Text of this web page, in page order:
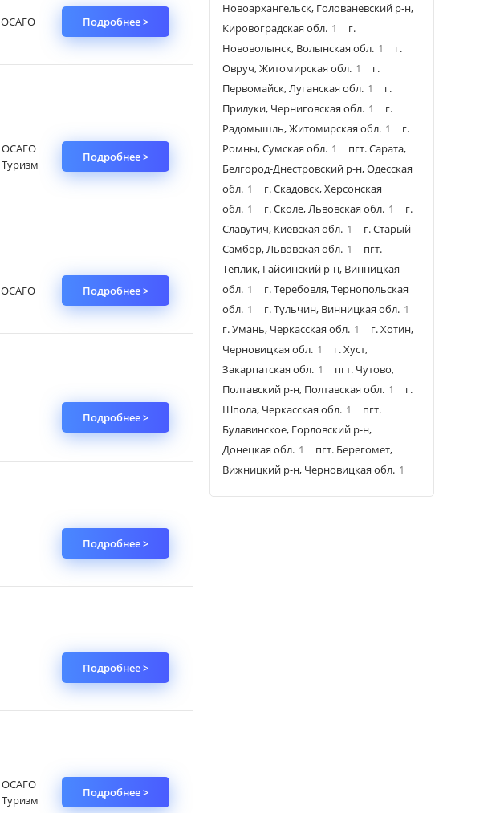
ОСАГО Подробнее >
ОСАГО
Туризм
Подробнее >
ОСАГО Подробнее >
Подробнее >
Подробнее >
Подробнее >
ОСАГО
Туризм
Подробнее >
Новоархангельск, Голованевский р-н,
Кировоградская обл. 1
г.
Нововолынск, Волынская обл. 1
г.
Овруч, Житомирская обл. 1
г.
Первомайск, Луганская обл. 1
г.
Прилуки, Черниговская обл. 1
г.
Радомышль, Житомирская обл. 1
г.
Ромны, Сумская обл. 1
пгт. Сарата,
Белгород-Днестровский р-н, Одесская
обл. 1
г. Скадовск, Херсонская
обл. 1 г. Сколе, Львовская обл. 1
г.
Славутич, Киевская обл. 1
г. Старый
Самбор, Львовская обл. 1
пгт.
Теплик, Гайсинский р-н, Винницкая
обл. 1
г. Теребовля, Тернопольская
обл. 1 г. Тульчин, Винницкая обл. 1
г. Умань, Черкасская обл. 1
г. Хотин,
Черновицкая обл. 1
г. Хуст,
Закарпатская обл. 1
пгт. Чутово,
Полтавский р-н, Полтавская обл. 1
г.
Шпола, Черкасская обл. 1
пгт.
Булавинское, Горловский р-н,
Донецкая обл. 1
пгт. Берегомет,
Вижницкий р-н, Черновицкая обл. 1